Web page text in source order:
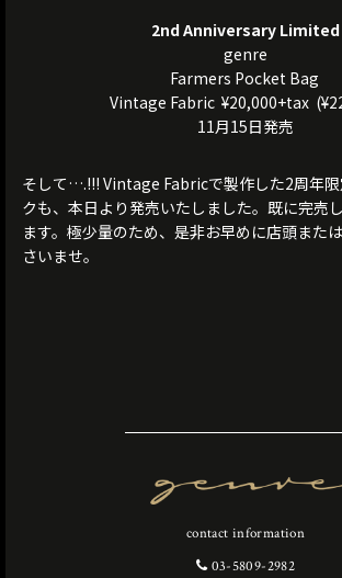
2nd Anniversary Limited
genre
Farmers Pocket Bag
Vintage Fabric ¥20,000+tax
11月15日発売
そして….!!! Vintage Fabricで製作した2周年限
クも、本日より発売いたしました。既に完売
ます。極少量のため、是非お早めに店頭また
さいませ。
contact information
03-5809-2982